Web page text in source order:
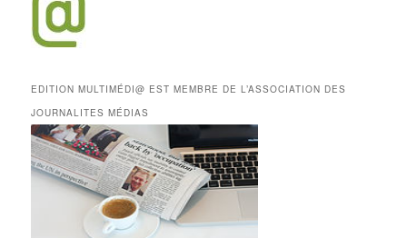
EDITION MULTIMÉDI@ EST MEMBRE DE L’ASSOCIATION DES
JOURNALITES MÉDIAS